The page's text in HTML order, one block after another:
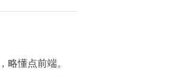
略懂点前端。